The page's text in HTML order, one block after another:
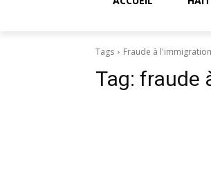
Tags Fraude à l'immigration
Tag: fraude